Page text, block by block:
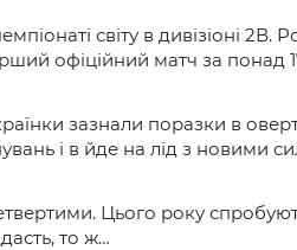
світу в дивізіоні
офіційний матч за понад
зазнали поразки в
і в йде на лід з новими
Цього року
то ж…